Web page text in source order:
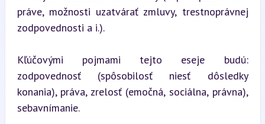
práve, možnosti uzatvárať zmluvy, trestnoprávnej
zodpovednosti a i.).
Kľúčovými pojmami tejto eseje budú:
zodpovednosť (spôsobilosť niesť dôsledky
konania), práva, zrelosť (emočná, sociálna, právna),
sebavnímanie.